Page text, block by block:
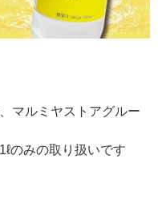
ルミヤストアグルー
取り扱いです